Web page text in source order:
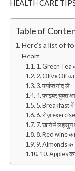
HEALTH CARE
Table of
Here’s a list of
Heart
1. Green Tea
2. Olive Oil का
3. पर्याप्त नीद लें
4. फाइबर युक्त
5. Breakfast
6. रोज़
7. खाने में लहसुन
8. Red wine
9. Almonds का
10. Apples